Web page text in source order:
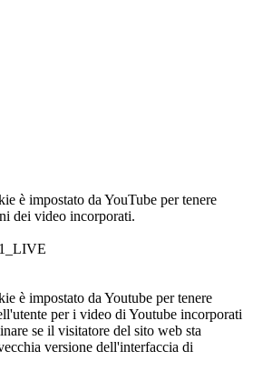
è impostato da YouTube per tenere
dei video incorporati.
è impostato da Youtube per tenere
per i video di Youtube incorporati
se il visitatore del sito web sta
versione dell'interfaccia di